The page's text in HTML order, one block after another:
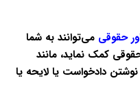
حقوقی می‌توانند به شما
کمک نماید، مانند
دادخواست یا لایحه یا